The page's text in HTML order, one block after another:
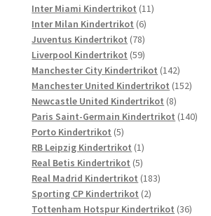
Produkte
Inter Miami Kindertrikot 1111
Inter Milan Kindertrikot 66
Produkte
Juventus Kindertrikot 7878
Produkte
Liverpool Kindertrikot 5959
Produkte
Manchester City Kindertrikot 142142
Produkte
Manchester United Kindertrikot 152152
Newcastle United Kindertrikot 88
Produkte
Paris Saint-Germain Kindertrikot 140140
Porto Kindertrikot 55
Produkte
RB Leipzig Kindertrikot 11
Produkt
Real Betis Kindertrikot 55
Produkte
Real Madrid Kindertrikot 183183
Sporting CP Kindertrikot 22
Produkte
Tottenham Hotspur Kindertrikot 3636